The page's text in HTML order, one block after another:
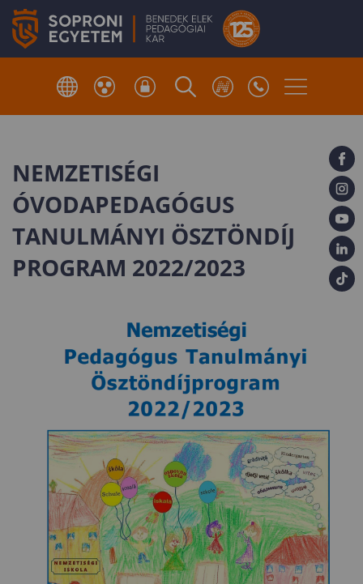
NEMZETISÉGI
ÓVODAPEDAGÓGUS
TANULMÁNYI ÖSZTÖNDÍJ
PROGRAM 2022/2023